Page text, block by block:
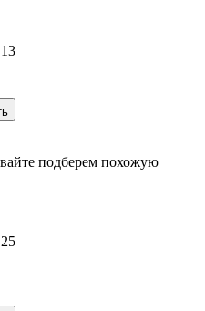
подберем похожую